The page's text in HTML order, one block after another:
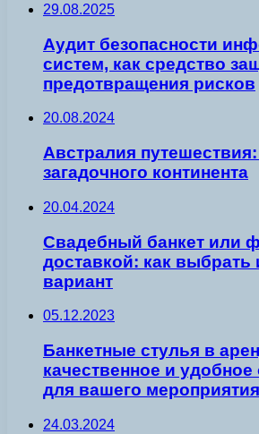
29.08.2025
Аудит безопасности
систем, как средство
предотвращения рисков
20.08.2024
Австралия
загадочного континента
20.04.2024
Свадебный банкет или
доставкой: как
вариант
05.12.2023
Банкетные стулья в
качественное и
для вашего мероприятия
24.03.2024